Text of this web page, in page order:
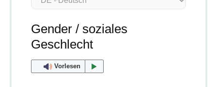
Gender / soziales
Geschlecht
Vorlesen